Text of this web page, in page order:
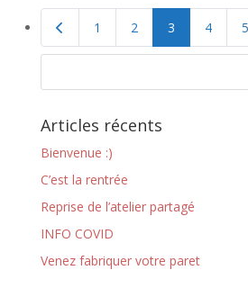
Navigation
des
publications
Articles plus récents
1 2 3 4 5
Articles récents
Bienvenue :)
C’est la rentrée
Reprise de l’atelier partagé
INFO COVID
Venez fabriquer votre paret